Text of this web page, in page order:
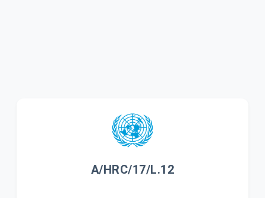
A/HRC/17/L.12